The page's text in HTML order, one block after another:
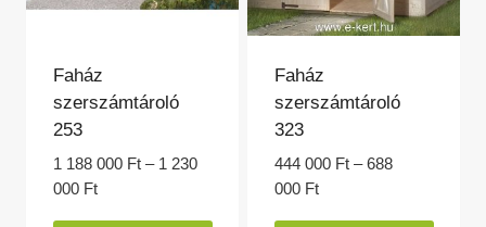
Faház
szerszámtároló
253
1 188 000 Ft – 1 230
000 FtÁrtartomány:
Faház
szerszámtároló
323
444 000 Ft – 688
000 FtÁrtartomány: